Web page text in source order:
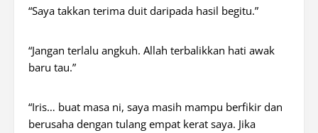
“Saya takkan terima duit daripada hasil begitu.”
“Jangan terlalu angkuh. Allah terbalikkan hati awak
baru tau.”
“Iris… buat masa ni, saya masih mampu berfikir dan
berusaha dengan tulang empat kerat saya. Jika